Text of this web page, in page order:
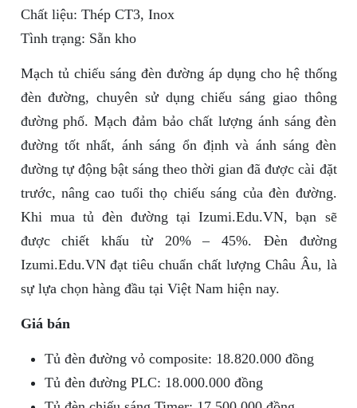
Chất liệu: Thép CT3, Inox
Tình trạng: Sẵn kho
Mạch tủ chiếu sáng đèn đường áp dụng cho hệ thống
đèn đường, chuyên sử dụng chiếu sáng giao thông
đường phố. Mạch đảm bảo chất lượng ánh sáng đèn
đường tốt nhất, ánh sáng ổn định và ánh sáng đèn
đường tự động bật sáng theo thời gian đã được cài đặt
trước, nâng cao tuổi thọ chiếu sáng của đèn đường.
Khi mua tủ đèn đường tại Izumi.Edu.VN, bạn sẽ
được chiết khấu từ 20% – 45%. Đèn đường
Izumi.Edu.VN đạt tiêu chuẩn chất lượng Châu Âu, là
sự lựa chọn hàng đầu tại Việt Nam hiện nay.
Giá bán
Tủ đèn đường vỏ composite: 18.820.000 đồng
Tủ đèn đường PLC: 18.000.000 đồng